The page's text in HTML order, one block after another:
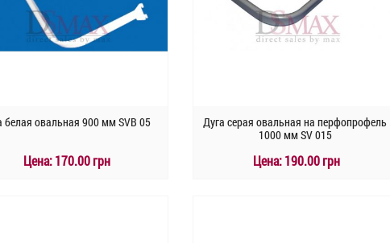
белая овальная 900 мм SVB 05
Цена:170.00 грн
Дуга серая овальная на перфопрофель
1000 мм SV 015
Цена:190.00 грн